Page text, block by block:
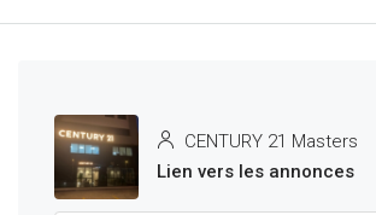
CENTURY 21 Masters
Lien vers les annonces